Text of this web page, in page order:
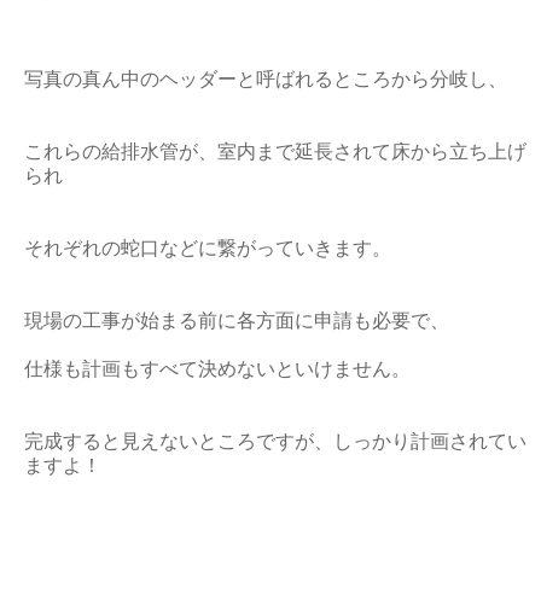
写真の真ん中のヘッダーと呼ばれるところから分岐し、
これらの給排水管が、室内まで延長されて床から立ち上げ
られ
それぞれの蛇口などに繋がっていきます。
現場の工事が始まる前に各方面に申請も必要で、
仕様も計画もすべて決めないといけません。
完成すると見えないところですが、しっかり計画されてい
ますよ！